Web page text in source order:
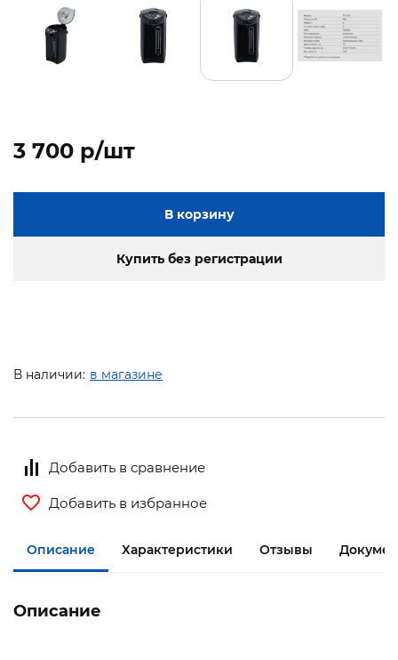
3 700 p/шт
В корзину
Купить без регистрации
В наличии: в магазине
Добавить в сравнение
Добавить в избранное
Описание Характеристики Отзывы
Описание